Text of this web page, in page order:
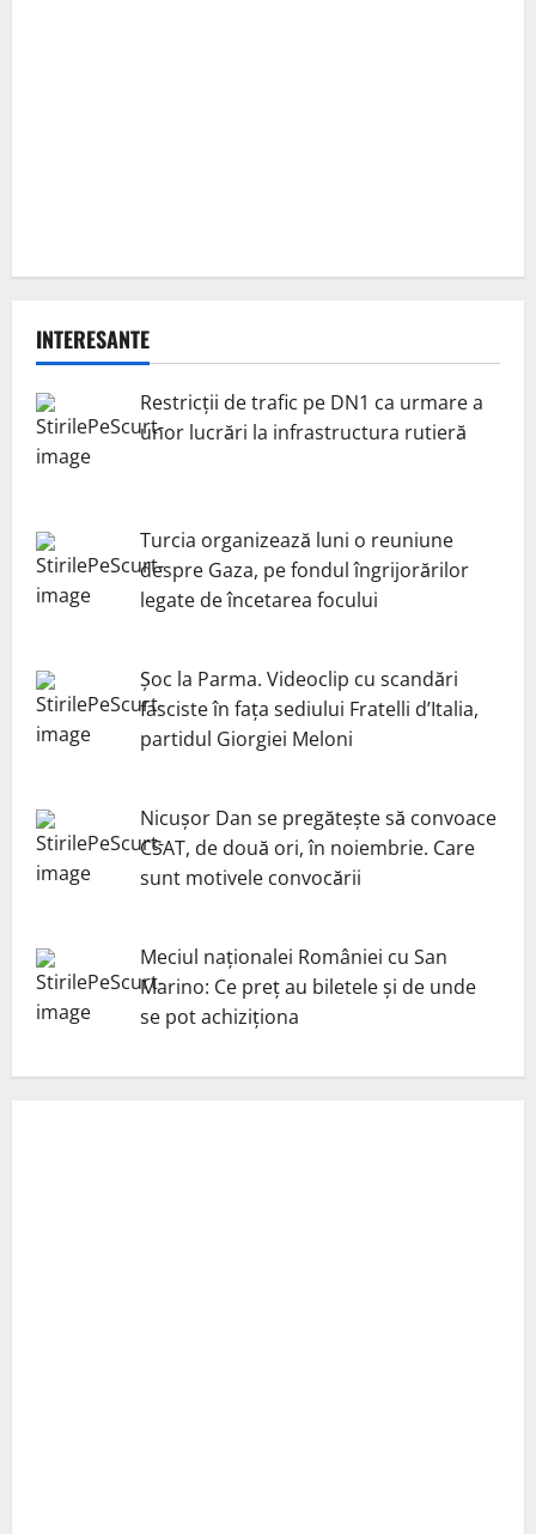
INTERESANTE
Restricții de trafic pe DN1 ca urmare a
unor lucrări la infrastructura rutieră
Turcia organizează luni o reuniune
despre Gaza, pe fondul îngrijorărilor
legate de încetarea focului
Șoc la Parma. Videoclip cu scandări
fasciste în fața sediului Fratelli d’Italia,
partidul Giorgiei Meloni
Nicuşor Dan se pregăteşte să convoace
CSAT, de două ori, în noiembrie. Care
sunt motivele convocării
Meciul naționalei României cu San
Marino: Ce preț au biletele și de unde
se pot achiziționa